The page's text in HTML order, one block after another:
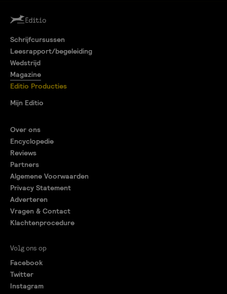
Schrijfcursussen
Leesrapport/begeleiding
Wedstrijd
Magazine
Editio Producties
Mijn Editio
Over ons
Encyclopedie
Reviews
Partners
Algemene Voorwaarden
Privacy Statement
Adverteren
Vragen & Contact
Klachtenprocedure
Volg ons op
Facebook
Twitter
Instagram